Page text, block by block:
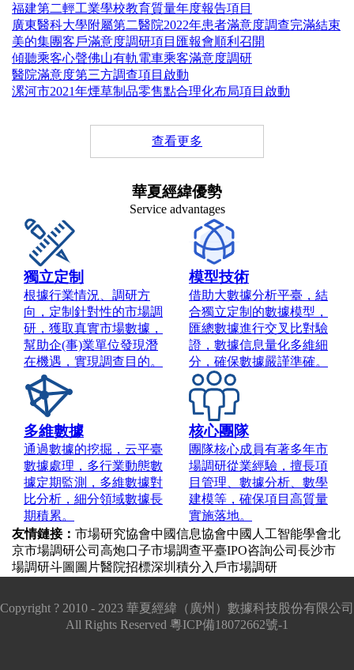
福建第二輕工業學校教育質量年度報告項目
廣東醫科大學附屬第二醫院2022年患者滿意度調查完滿結束
美的集團客戶滿意度調研項目匯報會順利召開
傾聽乘客心聲佛山有軌電車乘客滿意度調研
醫院滿意度第三方調查項目啟動
漯河市2021年煙草制品零售點合理化布局項目啟動
查看更多
華夏經緯優勢
Service advantages
獨立定制
根據行業情況、調研方
向，定制針對性的市場調
研，獲取真實市場數據，
幫助企(事)業單位發現潛
在機遇，實現調查目的。
模型技術
借助大數據分析平臺，結
合獨立定制的數據模型，
匯總數據進行交叉比對驗
證，數據信息量化多維細
分，確保數據嚴謹準確。
多維數據
通過數據的挖掘，云平臺
數據處理，多行業動態數
據定期監測，多維數據對
比分析，細分領域數據長
期積累。
核心團隊
團隊核心成員有著多年市
場調研從業經驗，擅長項
目管理、數據分析、數學
建模等，確保項目高質量
實施落地。
友情鏈接： 市場研究協會中國信息協會中國人工智能學會北
京市場調研公司 高炮口子市場調查平臺IPO咨詢公司 長沙市
場調研斗圖圖片醫院招標深圳積分入戶市場調研
Copyright ? 2010 - 2023 華夏經緯（廣州）數據科技股份有限公司
All Rights Reserved 粵ICP備18072662號-1